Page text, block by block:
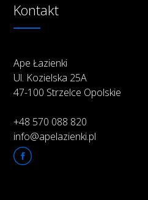
Kontakt
Ape Łazienki
Ul. Kozielska 25A
47-100 Strzelce Opolskie
+48 570 088 820
info@apelazienki.pl